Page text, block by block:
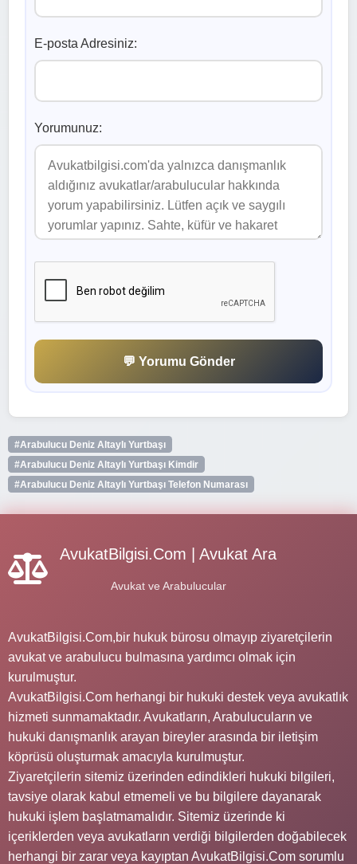
E-posta Adresiniz:
Yorumunuz:
💬 Yorumu Gönder
#Arabulucu Deniz Altaylı Yurtbaşı
#Arabulucu Deniz Altaylı Yurtbaşı Kimdir
#Arabulucu Deniz Altaylı Yurtbaşı Telefon Numarası
AvukatBilgisi.Com | Avukat Ara
Avukat ve Arabulucular
AvukatBilgisi.Com,bir hukuk bürosu olmayıp ziyaretçilerin
avukat ve arabulucu bulmasına yardımcı olmak için
kurulmuştur.
AvukatBilgisi.Com herhangi bir hukuki destek veya avukatlık
hizmeti sunmamaktadır. Avukatların, Arabulucuların ve
hukuki danışmanlık arayan bireyler arasında bir iletişim
köprüsü oluşturmak amacıyla kurulmuştur.
Ziyaretçilerin sitemiz üzerinden edindikleri hukuki bilgileri,
tavsiye olarak kabul etmemeli ve bu bilgilere dayanarak
hukuki işlem başlatmamalıdır. Sitemiz üzerinde ki
içeriklerden veya avukatların verdiği bilgilerden doğabilecek
herhangi bir zarar veya kayıptan AvukatBilgisi.Com sorumlu